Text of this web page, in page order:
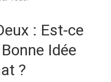
: Est-ce
Idée
?